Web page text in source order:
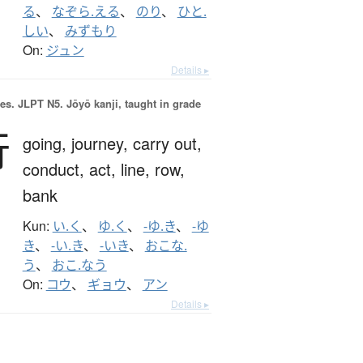
る、 なぞら.える、 のり、 ひと.
しい、 みずもり
On: ジュン
Details ▸
JLPT N5. Jōyō kanji, taught in grade
going, journey, carry out,
conduct, act, line, row,
bank
Kun: い.く 、 ゆ.く 、 -ゆ.き、 -ゆ
き、 -い.き、 -いき、 おこな.
う、 おこ.なう
On: コウ、 ギョウ、 アン
Details ▸